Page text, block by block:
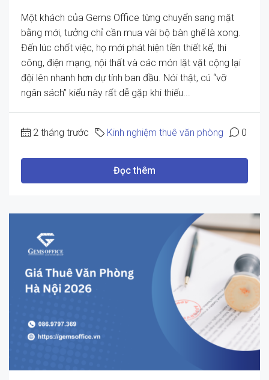
Một khách của Gems Office từng chuyển sang mặt
bằng mới, tưởng chỉ cần mua vài bộ bàn ghế là xong.
Đến lúc chốt việc, họ mới phát hiện tiền thiết kế, thi
công, điện mạng, nội thất và các món lặt vặt cộng lại
đội lên nhanh hơn dự tính ban đầu. Nói thật, cú “vỡ
ngân sách” kiểu này rất dễ gặp khi thiếu...
2 tháng trước Kinh nghiệm thuê văn phòng 0
Đọc thêm